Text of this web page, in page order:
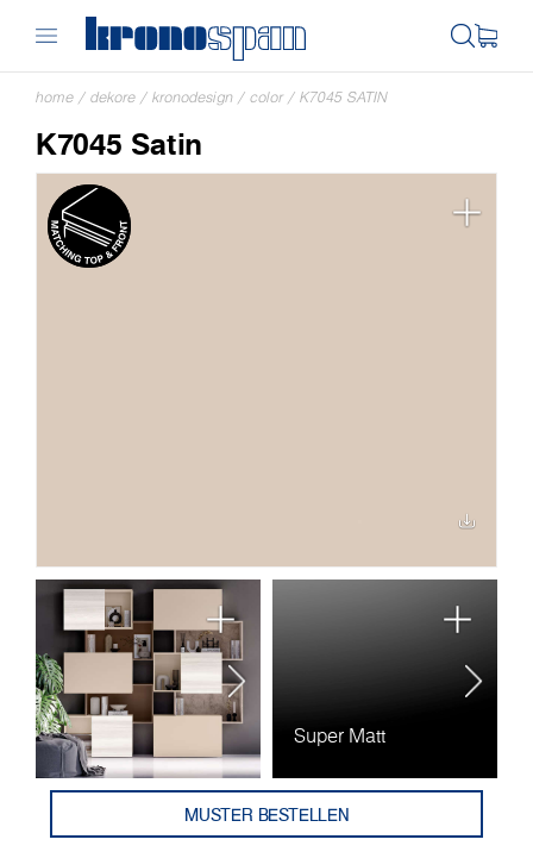
home / dekore / kronodesign / color / K7045 SATIN
K7045 Satin
Super Matt
MUSTER BESTELLEN